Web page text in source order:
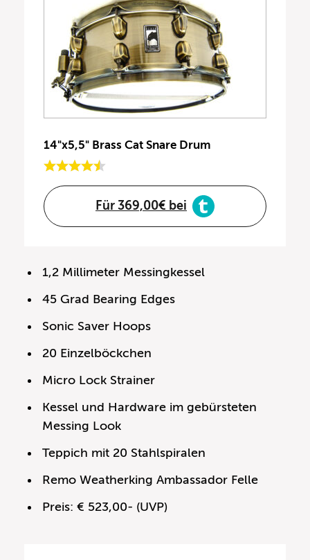
14"x5,5" Brass Cat Snare Drum
Für 369,00€ bei
1,2 Millimeter Messingkessel
45 Grad Bearing Edges
Sonic Saver Hoops
20 Einzelböckchen
Micro Lock Strainer
Kessel und Hardware im gebürsteten
Messing Look
Teppich mit 20 Stahlspiralen
Remo Weatherking Ambassador Felle
Preis: € 523,00- (UVP)